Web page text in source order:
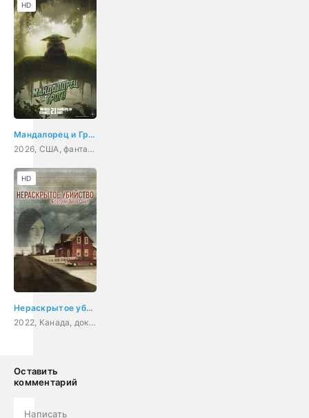
Мандалорец и Грогу
2026, США, фантастика, фэнтези, боевик, приключения, семейный
HD
Нераскрытое убийство Беверли Линн Смит
2022, Канада, документальный, криминал, детектив
HD
Оставить
комментарий
Написать